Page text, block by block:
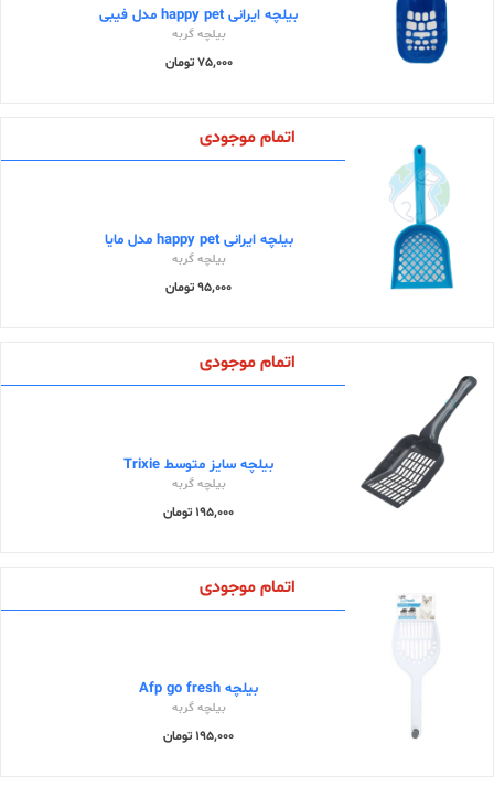
بیلچه ایرانی happy pet مدل فیبی
بیلچه گربه
75,000 تومان
اتمام موجودی
بیلچه ایرانی happy pet مدل مایا
بیلچه گربه
95,000 تومان
اتمام موجودی
بیلچه سایز متوسط Trixie
بیلچه گربه
195,000 تومان
اتمام موجودی
بیلچه Afp go fresh
بیلچه گربه
195,000 تومان